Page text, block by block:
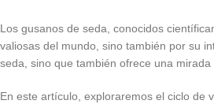
Los gusanos de seda, conocidos
valiosas del mundo, sino también por su
seda, sino que también ofrece una
En este artículo, exploraremos el ciclo de